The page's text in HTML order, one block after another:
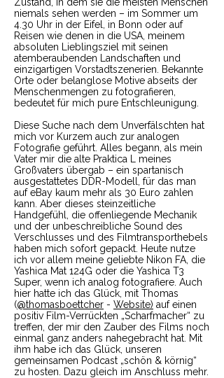
niemals sehen werden – im Sommer um
4.30 Uhr in der Eifel, in Bonn oder auf
Reisen wie denen in die USA, meinem
absoluten Lieblingsziel mit seinen
atemberaubenden Landschaften und
einzigartigen Vorstadtszenerien. Bekannte
Orte oder belanglose Motive abseits der
Menschenmengen zu fotografieren,
bedeutet für mich pure Entschleunigung.
Diese Suche nach dem Unverfälschten hat
mich vor Kurzem auch zur analogen
Fotografie geführt. Alles begann, als mein
Vater mir die alte Praktica L meines
Großvaters übergab – ein spartanisch
ausgestattetes DDR-Modell, für das man
auf eBay kaum mehr als 30 Euro zahlen
kann. Aber dieses steinzeitliche
Handgefühl, die offenliegende Mechanik
und der unbeschreibliche Sound des
Verschlusses und des Filmtransporthebels
haben mich sofort gepackt. Heute nutze
ich vor allem meine geliebte Nikon FA, die
Yashica Mat 124G oder die Yashica T3
Super, wenn ich analog fotografiere. Auch
hier hatte ich das Glück, mit Thomas
(@thomasboettcher - Website) auf einen
positiv Film-Verrückten „Scharfmacher“ zu
treffen, der mir den Zauber des Films noch
einmal ganz anders nahegebracht hat. Mit
ihm habe ich das Glück, unseren
gemeinsamen Podcast „schön & körnig“
zu hosten. Dazu gleich im Anschluss mehr.